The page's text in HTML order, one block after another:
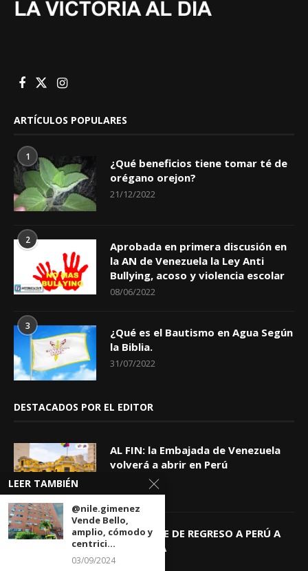
ARTÍCULOS POPULARES
1
¿Qué beneficios tiene tomar té de
orégano orejon?
21/12/2022
2
Aprobada en primera discusión en
la AN de Venezuela la Ley Anti
Bullying, acoso y violencia escolar
08/06/2022
3
¿Qué es el Bautismo en Agua Según
la Biblia.
31/07/2022
DESTACADOS POR EL EDITOR
AL FIN: la Embajada de Venezuela
volverá a abrir en Perú
06/08/2026
KEIKO TRAE DE REGRESO A PERÚ A
GIOVANNA
04/08/2026
LEER TAMBIÉN
@nile.gimenez
Vende Bello,
amplio, cómodo y
centrici...
03/09/2024